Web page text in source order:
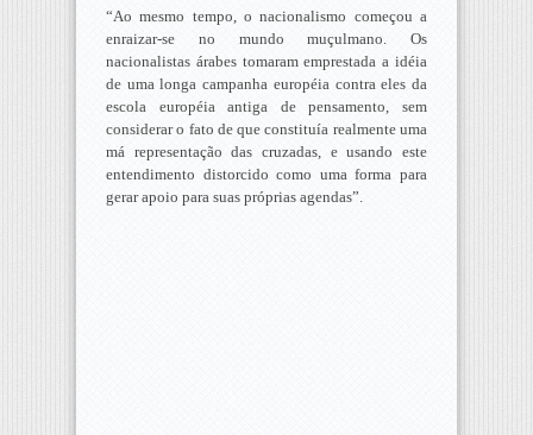
“Ao mesmo tempo, o nacionalismo começou a
enraizar-se no mundo muçulmano. Os
nacionalistas árabes tomaram emprestada a idéia
de uma longa campanha européia contra eles da
escola européia antiga de pensamento, sem
considerar o fato de que constituía realmente uma
má representação das cruzadas, e usando este
entendimento distorcido como uma forma para
gerar apoio para suas próprias agendas”.